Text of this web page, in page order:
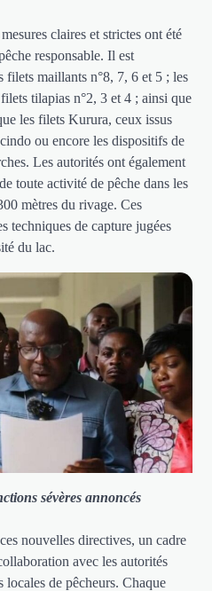
claires et strictes ont été
responsable. Il est
filets maillants n°8, 7, 6 et 5 ; les
tilapias n°2, 3 et 4 ; ainsi que
les filets Kurura, ceux issus
ou encore les dispositifs de
Les autorités ont également
toute activité de pêche dans les
mètres du rivage. Ces
techniques de capture jugées
du lac.
sévères annoncés
nouvelles directives, un cadre
avec les autorités
locales de pêcheurs. Chaque